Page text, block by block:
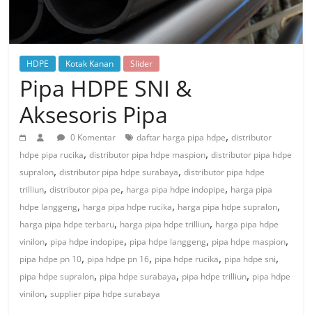
HDPE Kotak Kanan Slider
Pipa HDPE SNI &
Aksesoris Pipa
0 Komentar daftar harga pipa hdpe,distributor
hdpe pipa rucika,distributor pipa hdpe maspion,distributor pipa hdpe
supralon,distributor pipa hdpe surabaya,distributor pipa hdpe
trilliun,distributor pipa pe, harga pipa hdpe indopipe, harga pipa
hdpe langgeng, harga pipa hdpe rucika, harga pipa hdpe supralon,
harga pipa hdpe terbaru, harga pipa hdpe trilliun, harga pipa hdpe
vinilon, pipa hdpe indopipe, pipa hdpe langgeng, pipa hdpe maspion,
pipa hdpe pn 10, pipa hdpe pn 16, pipa hdpe rucika, pipa hdpe sni,
pipa hdpe supralon, pipa hdpe surabaya, pipa hdpe trilliun, pipa hdpe
vinilon,supplier pipa hdpe surabaya